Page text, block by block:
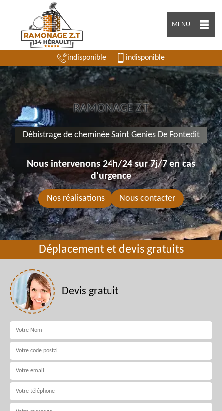
MENU
indisponible indisponible
RAMONAGE Z.T
Débistrage de cheminée Saint Genies De Fontedit
Nous intervenons 24h/24 sur 7j/7 en cas
d'urgence
Nos réalisations Nous contacter
Déplacement et devis gratuits
Devis gratuit